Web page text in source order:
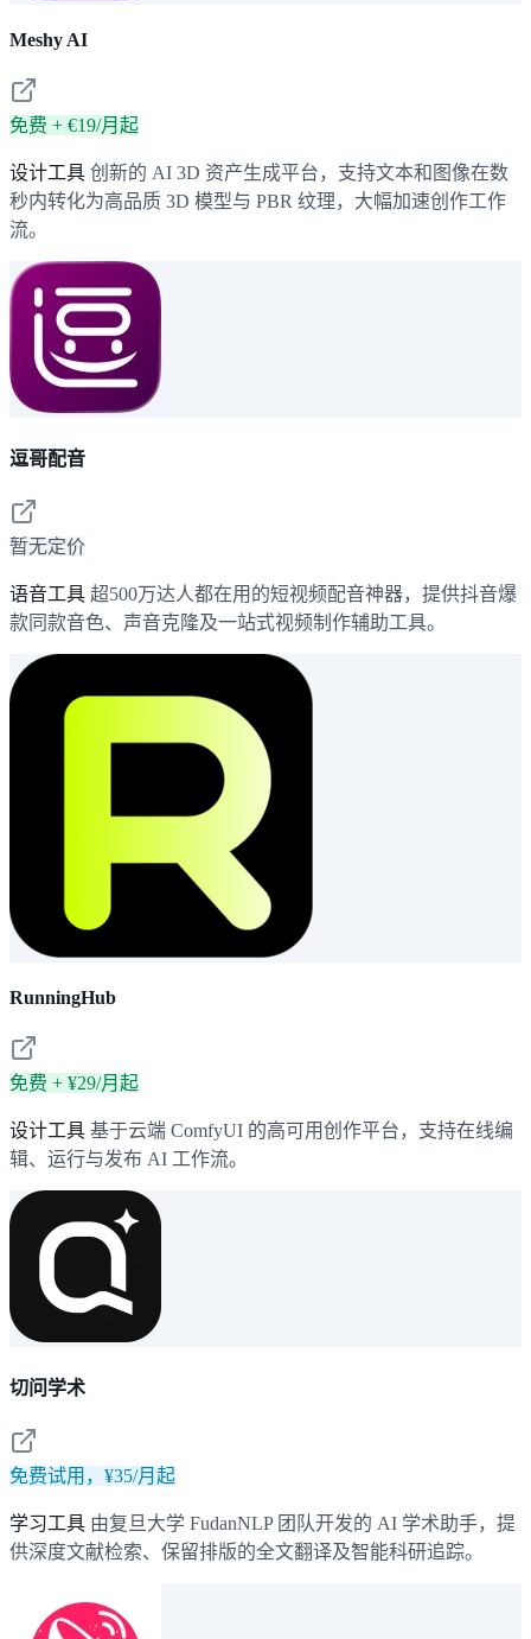
Meshy AI
免费 + €19/月起
设计工具 创新的 AI 3D 资产生成平台，支持文本和图像在数
秒内转化为高品质 3D 模型与 PBR 纹理，大幅加速创作工作
流。
逗哥配音
暂无定价
语音工具 超500万达人都在用的短视频配音神器，提供抖音爆
款同款音色、声音克隆及一站式视频制作辅助工具。
RunningHub
免费 + ¥29/月起
设计工具 基于云端 ComfyUI 的高可用创作平台，支持在线编
辑、运行与发布 AI 工作流。
切问学术
免费试用，¥35/月起
学习工具 由复旦大学 FudanNLP 团队开发的 AI 学术助手，提
供深度文献检索、保留排版的全文翻译及智能科研追踪。